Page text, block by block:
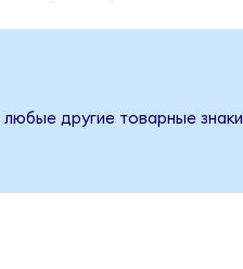
другие товарные знаки